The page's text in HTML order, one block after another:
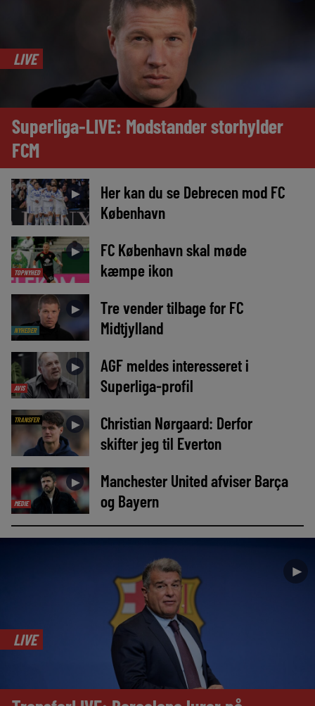
LIVE
Superliga-LIVE: Modstander storhylder
FCM
►
Her kan du se Debrecen mod FC
København
TOPNYHED
►
FC København skal møde
kæmpe ikon
NYHEDER
►
Tre vender tilbage for FC
Midtjylland
AVIS
►
AGF meldes interesseret i
Superliga-profil
TRANSFER ►
Christian Nørgaard: Derfor
skifter jeg til Everton
MEDIE
►
Manchester United afviser Barça
og Bayern
►
LIVE